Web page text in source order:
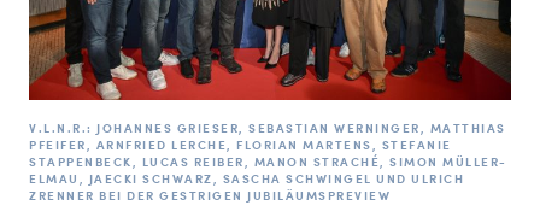
V.L.N.R.: JOHANNES GRIESER, SEBASTIAN WERNINGER, MATTHIAS
PFEIFER, ARNFRIED LERCHE, FLORIAN MARTENS, STEFANIE
STAPPENBECK, LUCAS REIBER, MANON STRACHÉ, SIMON MÜLLER-
ELMAU, JAECKI SCHWARZ, SASCHA SCHWINGEL UND ULRICH
ZRENNER BEI DER GESTRIGEN JUBILÄUMSPREVIEW